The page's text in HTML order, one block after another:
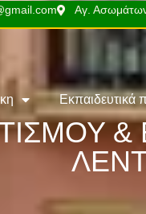
Αγ.
Εκπαιδευτικά